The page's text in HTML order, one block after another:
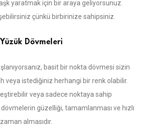
yaratmak için bir araya geliyorsunuz.
çünkü birbirinize sahipsiniz.
Dövmeleri
basit bir nokta dövmesi sizin
veya istediğiniz herhangi bir renk olabilir.
veya sadece noktaya sahip
güzelliği, tamamlanması ve hızlı
almasıdır.